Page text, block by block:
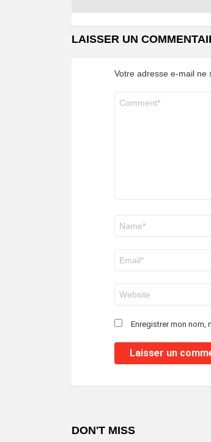
LAISSER UN
Votre adresse e-mail ne
mail
*
web
Enregistrer mon nom,
DON'T MISS